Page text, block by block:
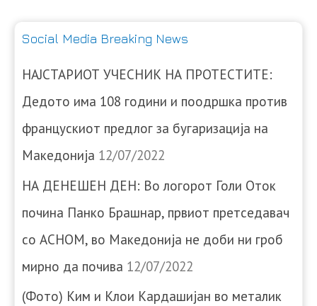
Social Media Breaking News
НАЈСТАРИОТ УЧЕСНИК НА ПРОТЕСТИТЕ:
Дедото има 108 години и поодршка против
францускиот предлог за бугаризација на
Македонија 12/07/2022
НА ДЕНЕШЕН ДЕН: Во логорот Голи Оток
почина Панко Брашнар, првиот претседавач
со АСНОМ, во Македонија не доби ни гроб
мирно да почива 12/07/2022
(Фото) Ким и Клои Кардашијан во металик